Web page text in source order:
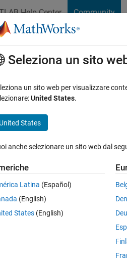
Help Center Community
File Exchange Cody
una domanda Risposta Naviga
solidworks
31 Mar 2026
2026-03-31 144402.png
installare, su Mathlab r2025b,
2022 mi risulta che il plugin
stesso.
Seleziona un sito
un sito web per visualizzare
United States.
United States
anche selezionare un sito web dal
Latina (Español)
(English)
States (English)